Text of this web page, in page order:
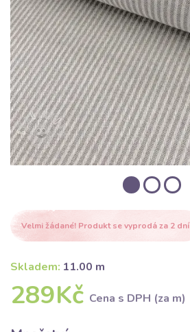
Velmi žádané! Produkt se vyprodá za 2 dní
Skladem: 11.00 m
289Kč Cena s DPH (za m)